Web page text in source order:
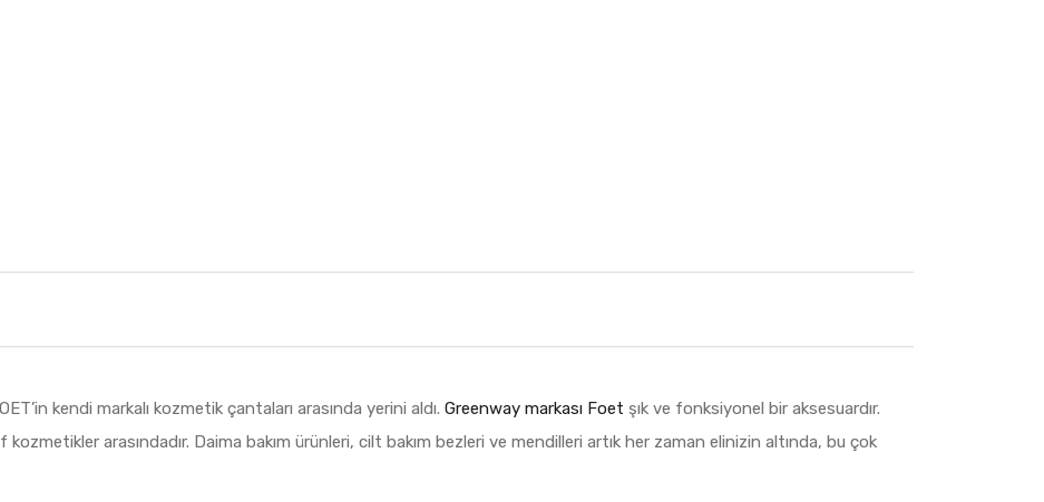
kendi markalı kozmetik çantaları arasında yerini aldı. Greenway markası Foet şık ve fonksiyonel bir aksesuardır.
arasındadır. Daima bakım ürünleri, cilt bakım bezleri ve mendilleri artık her zaman elinizin altında, bu çok